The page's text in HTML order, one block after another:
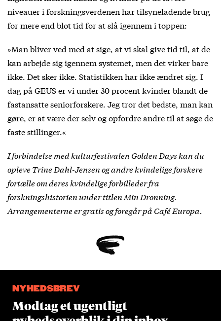
niveauer i forskningsverdenen har tilsyneladende brug
for mere end blot tid for at slå igennem i toppen:
»Man bliver ved med at sige, at vi skal give tid til, at de
kan arbejde sig igennem systemet, men det virker bare
ikke. Det sker ikke. Statistikken har ikke ændret sig. I
dag på GEUS er vi under 30 procent kvinder blandt de
fastansatte seniorforskere. Jeg tror det bedste, man kan
gøre, er at være der selv og opfordre andre til at søge de
faste stillinger.«
I forbindelse med kulturfestivalen Golden Days kan du
opleve Trine Dahl-Jensen og andre kvindelige forskere
fortælle om deres kvindelige forbilleder fra
forskningshistorien under titlen Min Dronning.
Arrangementerne er gratis og foregår på Café Europa.
NYHEDSBREV
Modtag et ugentligt